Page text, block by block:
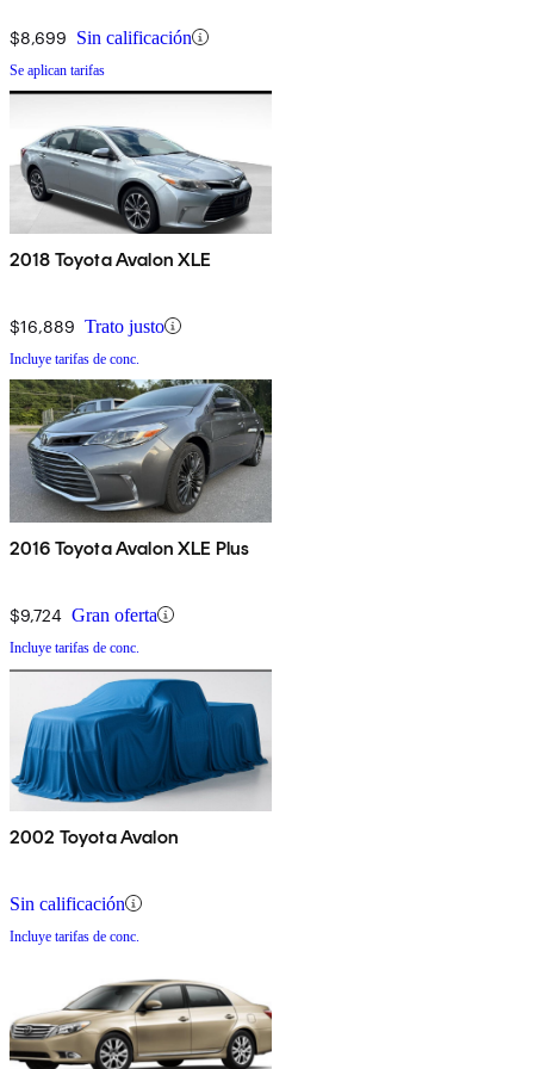
$8,699 Sin calificación
Se aplican tarifas
2018 Toyota Avalon XLE
$16,889 Trato justo
Incluye tarifas de conc.
2016 Toyota Avalon XLE Plus
$9,724 Gran oferta
Incluye tarifas de conc.
2002 Toyota Avalon
Sin calificación
Incluye tarifas de conc.